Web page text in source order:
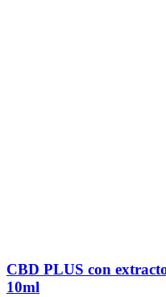
CBD PLUS con
10ml